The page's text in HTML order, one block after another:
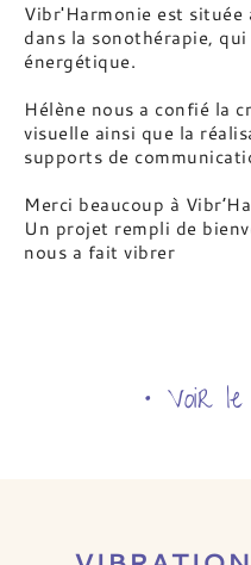
Vibr'Harmonie est située
dans la sonothérapie,
énergétique.
Hélène nous a confié la
visuelle ainsi que la
supports de
Merci beaucoup à
Un projet rempli de
nous a fait vibrer
• Voir